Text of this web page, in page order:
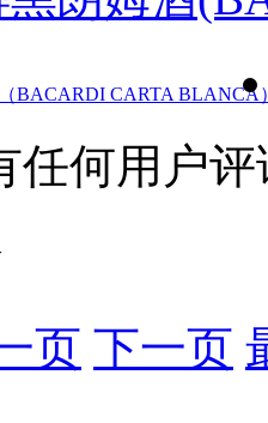
BACARDI CARTA BLANCA
任何用户评
页 下一页